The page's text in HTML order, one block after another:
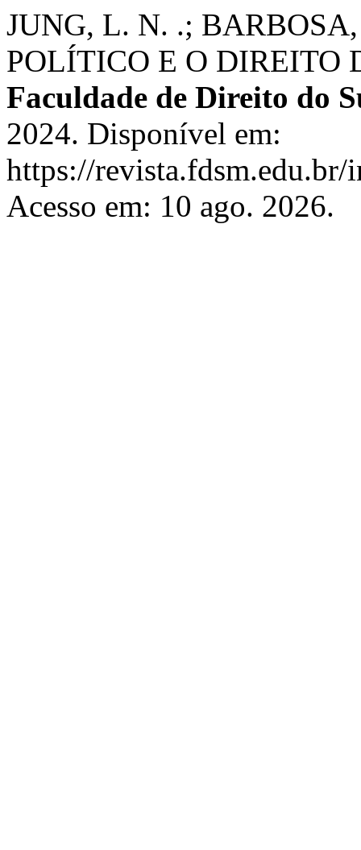
JUNG, L. N. .;
POLÍTICO E O
Faculdade de Direito do
2024. Disponível em:
https://
Acesso em: 10 ago. 2026.